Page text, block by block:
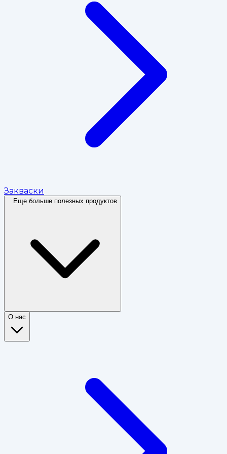
Закваски
Еще больше полезных продуктов
О нас